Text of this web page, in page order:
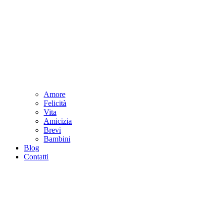
Amore
Felicità
Vita
Amicizia
Brevi
Bambini
Blog
Contatti